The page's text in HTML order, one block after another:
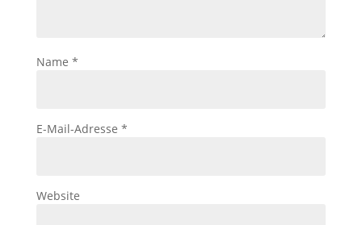
Name *
E-Mail-Adresse *
Website